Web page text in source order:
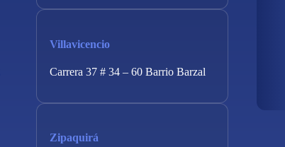
Villavicencio
Carrera 37 # 34 – 60 Barrio Barzal
Zipaquirá